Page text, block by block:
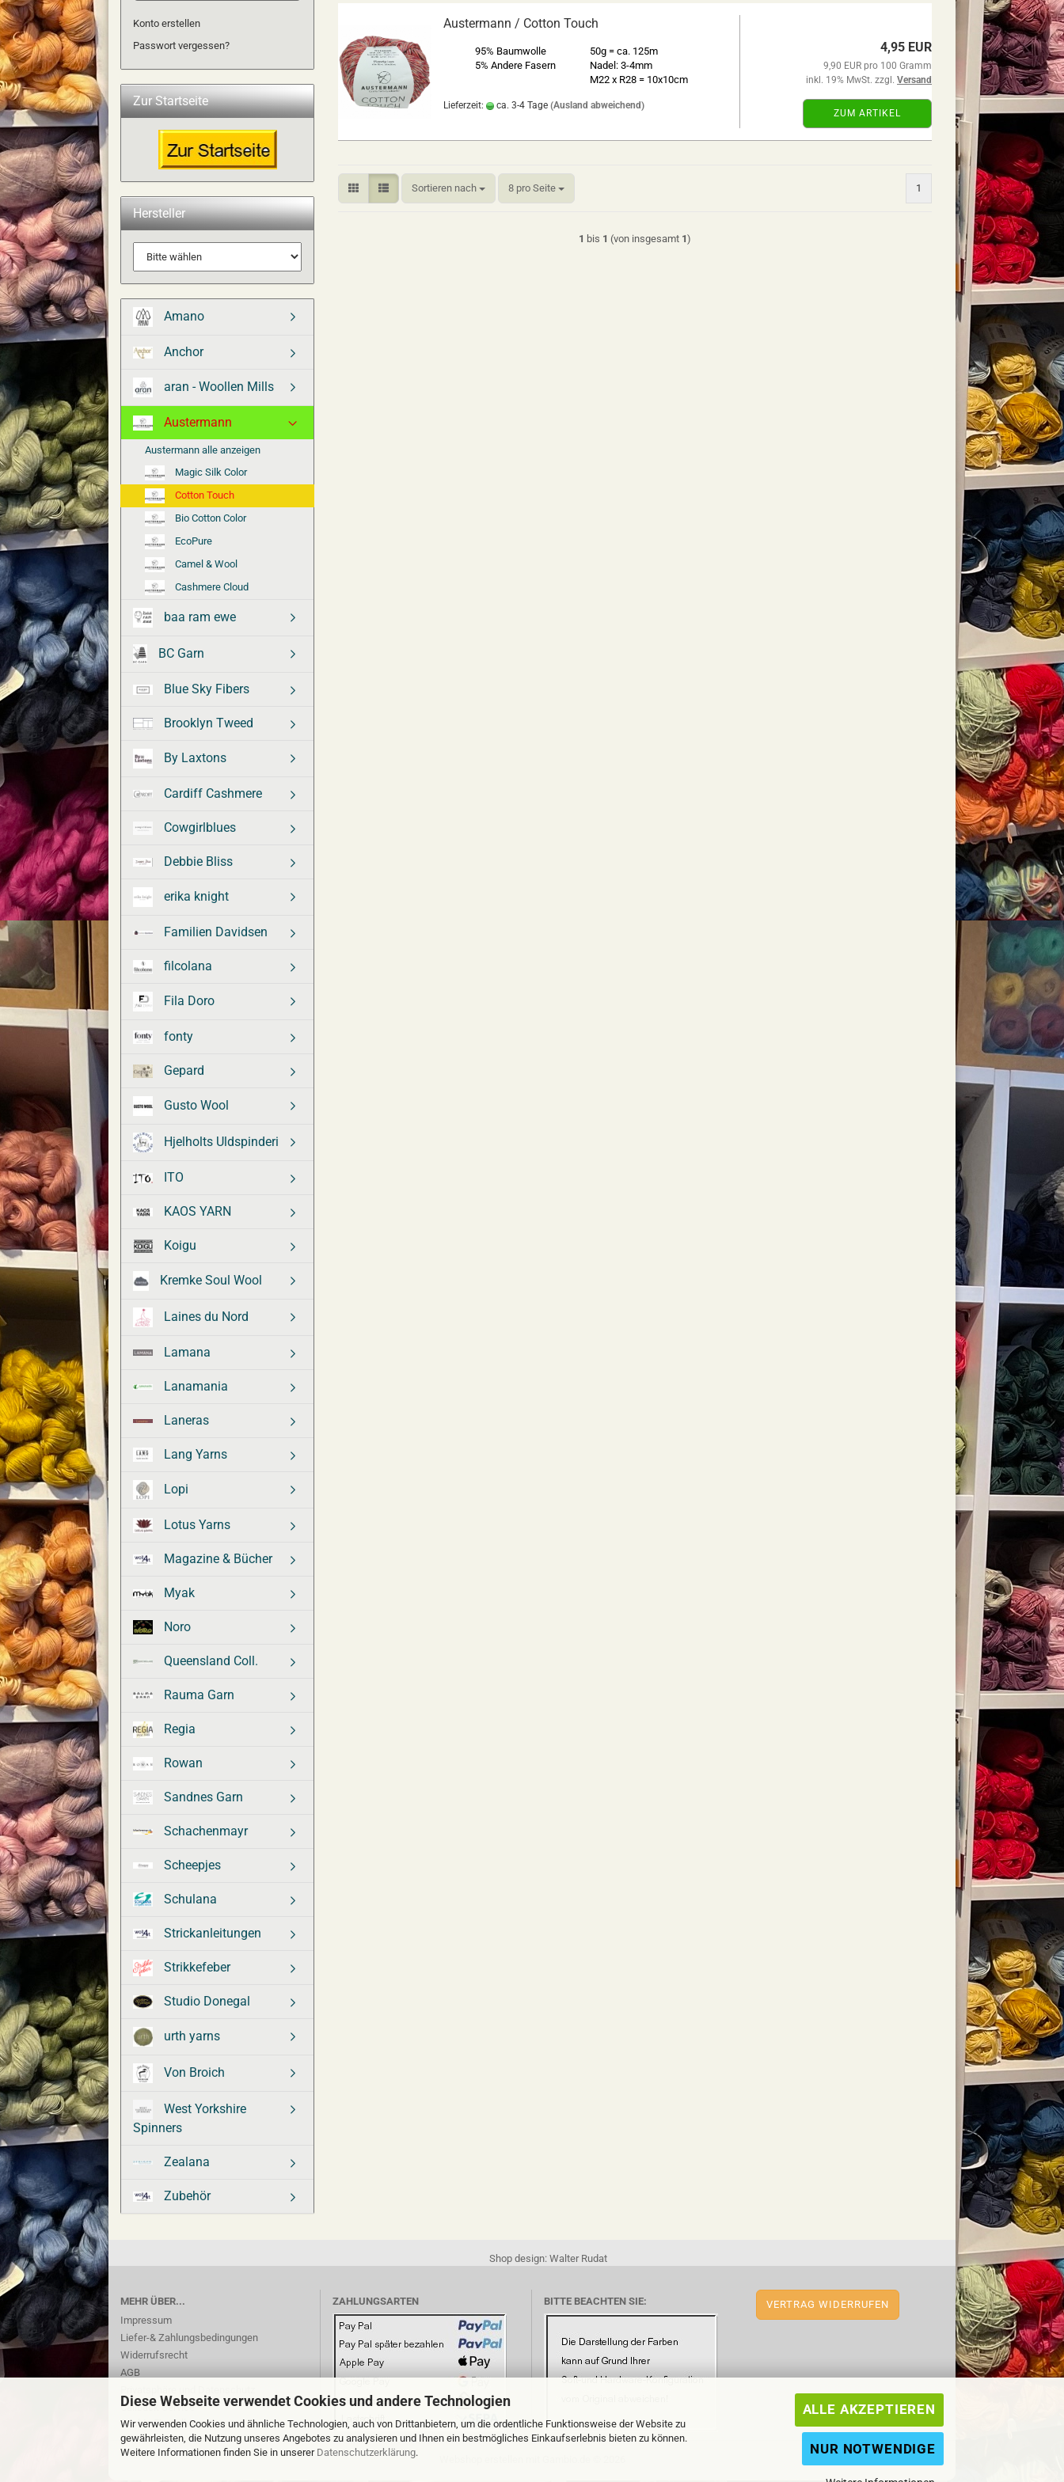
Diese Webseite verwendet Cookies und andere Technologien
Wir verwenden Cookies und ähnliche Technologien, auch von Drittanbietern, um die ordentliche Funktionsweise der Website zu
gewährleisten, die Nutzung unseres Angebotes zu analysieren und Ihnen ein bestmögliches Einkaufserlebnis bieten zu können.
Weitere Informationen finden Sie in unserer Datenschutzerklärung.
ALLE AKZEPTIEREN
NUR NOTWENDIGE
Austermann / Cotton Touch
95% Baumwolle
50g = ca. 125m
5% Andere Fasern
Nadel: 3-4mm
M22 x R28 = 10x10cm
Lieferzeit: ca. 3-4 Tage (Ausland abweichend)
4,95 EUR
9,90 EUR pro 100 Gramm
inkl. 19% MwSt. zzgl. Versand
ZUM ARTIKEL
Sortieren nach
Sortieren nach 8 pro Seite
pro Seite 1
1 bis 1 (von insgesamt 1)
Konto erstellen
Passwort vergessen?
Zur Startseite
Hersteller
Amano
Anchor
aran - Woollen Mills
Austermann
Austermann alle anzeigen
Magic Silk Color
Cotton Touch
Bio Cotton Color
EcoPure
Camel & Wool
Cashmere Cloud
baa ram ewe
BC Garn
Blue Sky Fibers
Brooklyn Tweed
By Laxtons
Cardiff Cashmere
Cowgirlblues
Debbie Bliss
erika knight
Familien Davidsen
filcolana
Fila Doro
fonty
Gepard
Gusto Wool
Hjelholts Uldspinderi
ITO
KAOS YARN
Koigu
Kremke Soul Wool
Laines du Nord
Lamana
Lanamania
Laneras
Lang Yarns
Lopi
Lotus Yarns
Magazine & Bücher
Myak
Noro
Queensland Coll.
Rauma Garn
Regia
Rowan
Sandnes Garn
Schachenmayr
Scheepjes
Schulana
Strickanleitungen
Strikkefeber
Studio Donegal
urth yarns
Von Broich
West Yorkshire
Spinners
Zealana
Zubehör
Shop design: Walter Rudat
MEHR ÜBER...
Impressum
Liefer-& Zahlungsbedingungen
Widerrufsrecht
AGB
Callback Service
Cookie Einstellungen
ZAHLUNGSARTEN BITTE BEACHTEN SIE: VERTRAG WIDERRUFEN